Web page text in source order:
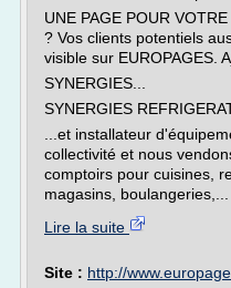
UNE PAGE POUR
? Vos clients potentiels
visible sur EUROPAGES.
SYNERGIES...
SYNERGIES
...et installateur
collectivité et nous
comptoirs pour cuisines,
magasins, boulangeries,...
Lire la suite
Site : http://